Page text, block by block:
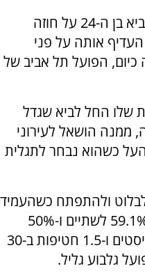
מכבי הודיעה כי החתימה את לביא בן ה-24 על חוזה
אותה על פני
הפועל תל אביב של
שלו החל לביא שגדל
ממנה הושאל לעירוני
כשהוא נבחר לתגלית
ולהתפתח כשהעמיד
ממוצעים של 15.2 נקודות עם 59.1% לשתיים ו-50%
לשלוש, 7.5 ריבאונדים, 2.2 אסיסטים ו-1.5 חטיפות ב-30
גלבוע גליל.